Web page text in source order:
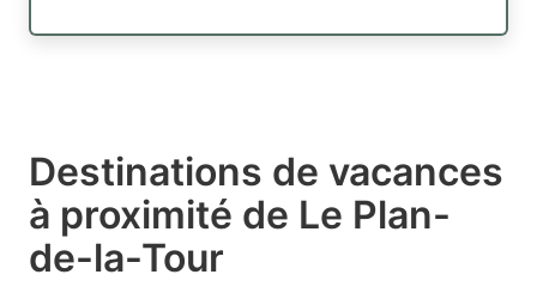
Destinations de vacances
à proximité de Le Plan-
de-la-Tour